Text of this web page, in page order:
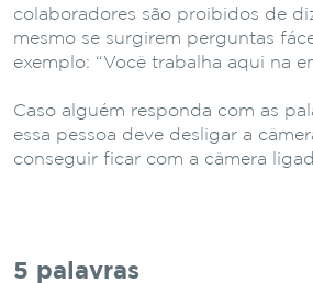
colaboradores são proibidos de
mesmo se surgirem perguntas
exemplo: “Você trabalha aqui na
Caso alguém responda com as
essa pessoa deve desligar a
conseguir ficar com a câmera
5 palavras